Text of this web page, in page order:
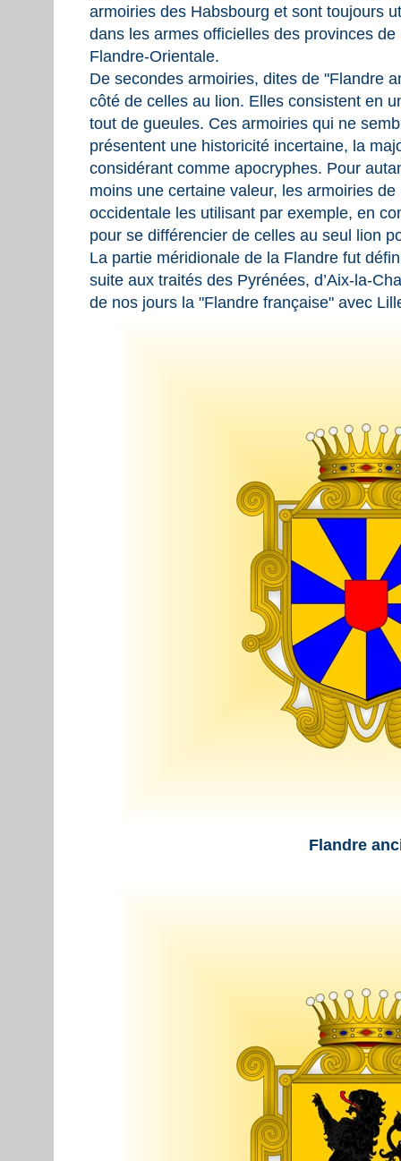
armoiries des Habsbourg et sont toujours
dans les armes officielles des provinces
Flandre-Orientale.
De secondes armoiries, dites de "Flandre
côté de celles au lion. Elles consistent en
tout de gueules. Ces armoiries qui ne
présentent une historicité incertaine, la
considérant comme apocryphes. Pour
moins une certaine valeur, les armoiries
occidentale les utilisant par exemple, en
pour se différencier de celles au seul lion
La partie méridionale de la Flandre fut
suite aux traités des Pyrénées, d’Aix-la-
de nos jours la "Flandre française" avec
Flandre